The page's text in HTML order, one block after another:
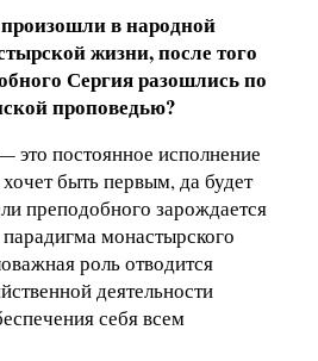
в народной
жизни, после того
Сергия разошлись по
проповедью?
постоянное исполнение
быть первым, да будет
преподобного зарождается
монастырского
роль отводится
деятельности
себя всем